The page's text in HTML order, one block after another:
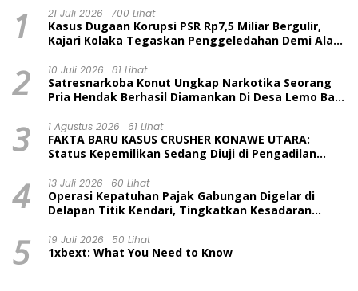
1 21 Juli 2026 700 Lihat
Kasus Dugaan Korupsi PSR Rp7,5 Miliar Bergulir,
Kajari Kolaka Tegaskan Penggeledahan Demi Alat
2 10 Juli 2026 81 Lihat
Satresnarkoba Konut Ungkap Narkotika Seorang
Pria Hendak Berhasil Diamankan Di Desa Lemo Bajo
3 1 Agustus 2026 61 Lihat
FAKTA BARU KASUS CRUSHER KONAWE UTARA:
Status Kepemilikan Sedang Diuji di Pengadilan
Dinilai Prematur
4 13 Juli 2026 60 Lihat
Operasi Kepatuhan Pajak Gabungan Digelar di
Delapan Titik Kendari, Tingkatkan Kesadaran
5 19 Juli 2026 50 Lihat
1xbext: What You Need to Know